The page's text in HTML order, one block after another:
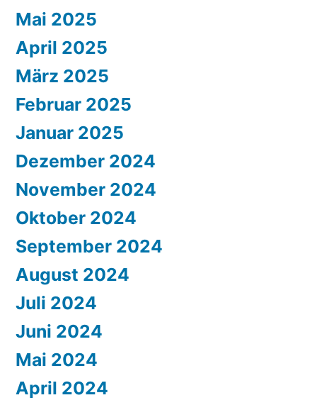
Mai 2025
April 2025
März 2025
Februar 2025
Januar 2025
Dezember 2024
November 2024
Oktober 2024
September 2024
August 2024
Juli 2024
Juni 2024
Mai 2024
April 2024